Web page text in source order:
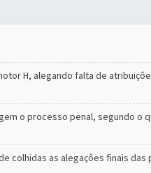
H, alegando falta de
o processo penal, segundo o
colhidas as alegaçôes finais